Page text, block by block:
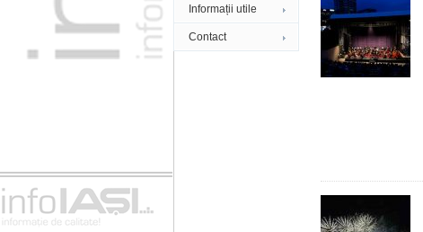
Informații utile
Contact